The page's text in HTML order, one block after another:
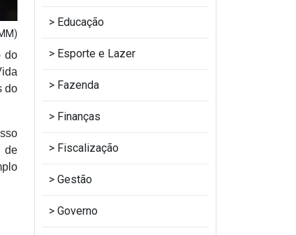
do
do
de
Educação
Esporte e Lazer
Fazenda
Finanças
Fiscalização
Gestão
Governo